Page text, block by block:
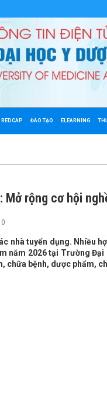
REDCAP ĐÀO TẠO ELEARNING
Mở rộng cơ hội
0
nhà tuyển dụng. Nhiều
năm 2026 tại Trường
chữa bệnh, dược phẩm,